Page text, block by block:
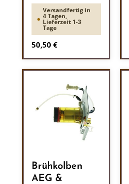
Versandfertig in
4 Tagen,
Lieferzeit 1-3
Tage
Regulärer Preis:
50,50 €
Brühkolben
AEG &